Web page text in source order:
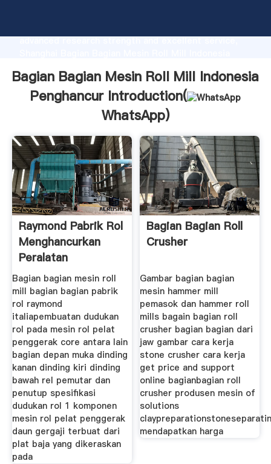
advanced research strength and excellent service,
values to all of customers.
Bagian Bagian Mesin Roll Mill Indonesia
Penghancur Introduction(
WhatsApp)
Raymond Pabrik Rol
Menghancurkan
Peralatan
Bagian bagian mesin roll
mill bagian bagian pabrik
rol raymond
italiapembuatan dudukan
rol pada mesin rol pelat
penggerak core antara lain
bagian depan muka dinding
kanan dinding kiri dinding
bawah rel pemutar dan
penutup spesifikasi
dudukan rol 1 komponen
mesin rol pelat penggerak
daun gergaji terbuat dari
plat baja yang dikeraskan
pada
Bagian Bagian Roll
Crusher
Gambar bagian bagian
mesin hammer mill
pemasok dan hammer roll
mills bagain bagian roll
crusher bagian bagian dari
jaw gambar cara kerja
stone crusher cara kerja
get price and support
online bagianbagian roll
crusher produsen mesin of
solutions
mendapatkan harga